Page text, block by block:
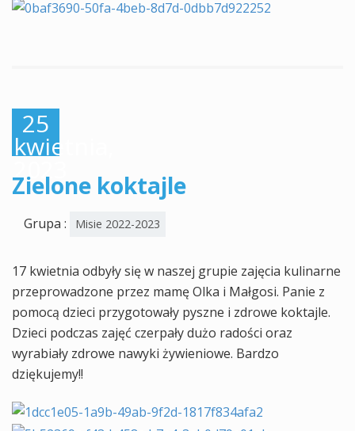
25
kwietnia,
2023
Zielone koktajle
Grupa : Misie 2022-2023
17 kwietnia odbyły się w naszej grupie zajęcia kulinarne
przeprowadzone przez mamę Olka i Małgosi. Panie z
pomocą dzieci przygotowały pyszne i zdrowe koktajle.
Dzieci podczas zajęć czerpały dużo radości oraz
wyrabiały zdrowe nawyki żywieniowe. Bardzo
dziękujemy!!